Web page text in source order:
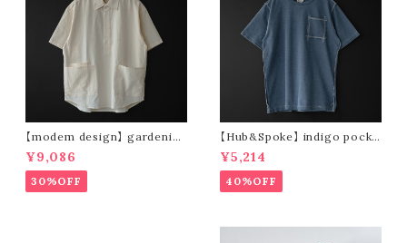
【modem design】 gardenin
g s/s shirt (sand)
¥9,086
30%OFF
【Hub&Spoke】 indigo pocke
t t-shirt (light indigo)
¥5,214
40%OFF